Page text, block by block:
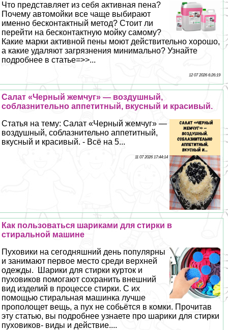
Что представляет из себя активная пена?
Почему автомойки все чаще выбирают
именно бесконтактный метод? Стоит ли
перейти на бесконтактную мойку самому?
Какие марки активной пены моют действительно хорошо,
а какие удаляют загрязнения минимально? Узнайте
подробнее в статье=>>...
12 07 2026 6:26:19
Салат «Черный жемчуг» — воздушный,
coблaзнительно аппетитный, вкусный и красивый.
Статья на тему: Салат «Черный жемчуг» —
воздушный, coблaзнительно аппетитный,
вкусный и красивый. - Всё на 5...
11 07 2026 17:44:14
Как пользоваться шариками для стирки в
стиральной машине
Пуховики на сегодняшний день популярны
и занимают первое место среди верхней
одежды. Шарики для стирки курток и
пуховиков помогают сохранить внешний
вид изделий в процессе стирки. С их
помощью стиральная машинка лучше
прополощет вещь, а пух не собьётся в комки. Прочитав
эту статью, вы подробнее узнаете про шарики для стирки
пуховиков- виды и действие....